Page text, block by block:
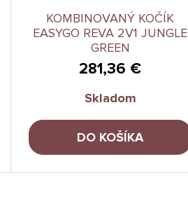
KOMBINOVANÝ KOČÍK
EASYGO REVA 2V1 JUNGLE
GREEN
281,36 €
Skladom
DO KOŠÍKA